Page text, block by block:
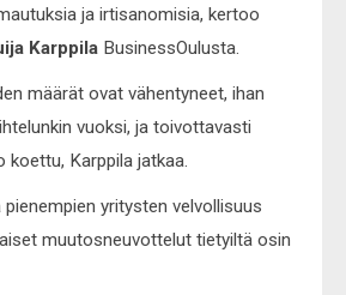
ja irtisanomisia, kertoo
Karppila BusinessOulusta.
määrät ovat vähentyneet, ihan
vuoksi, ja toivottavasti
koettu, Karppila jatkaa.
yritysten velvollisuus
muutosneuvottelut tietyiltä osin